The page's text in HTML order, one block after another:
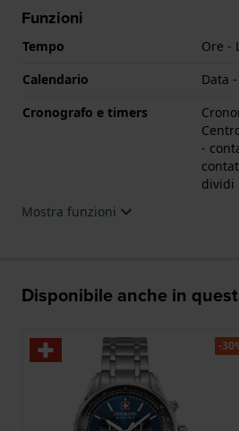
Funzioni
Tempo
Ore -
Calendario
Data
Cronografo e timers
-
dividi
Mostra funzioni
Disponibile anche in
-